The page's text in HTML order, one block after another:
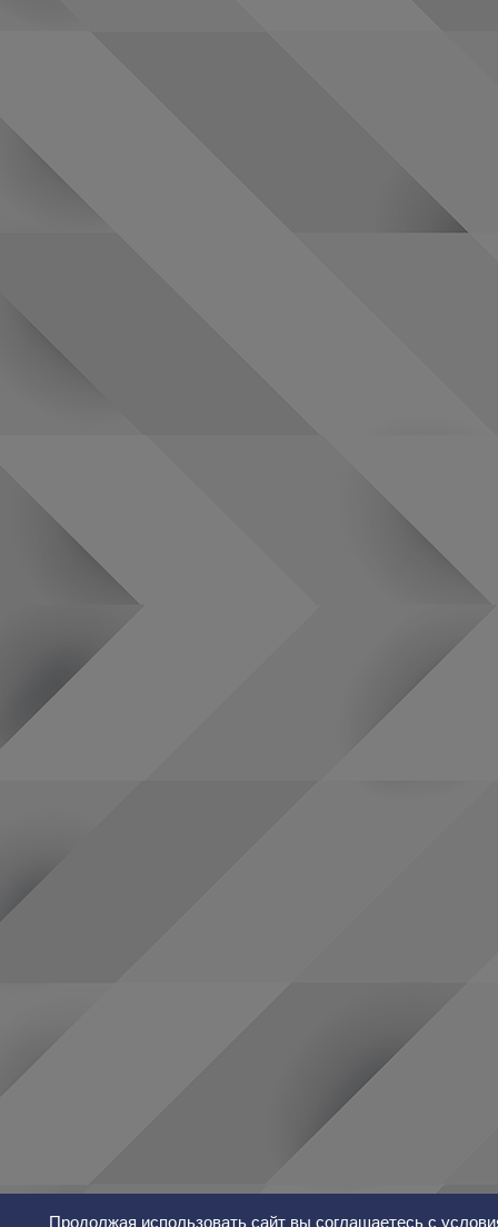
Продолжая использовать сайт вы соглашаетесь с